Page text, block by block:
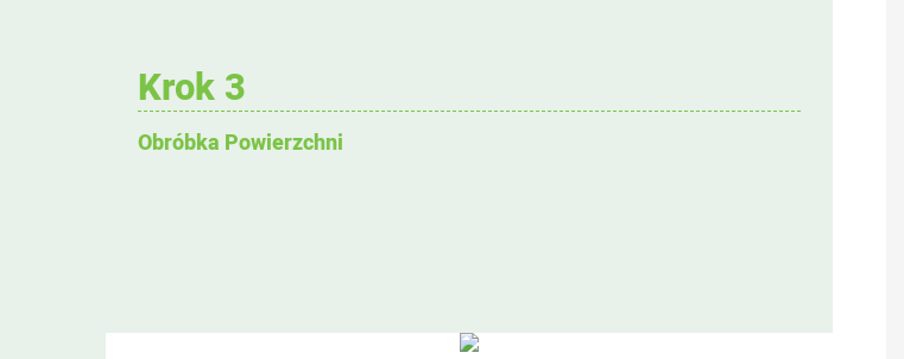
Krok 3
Obróbka Powierzchni